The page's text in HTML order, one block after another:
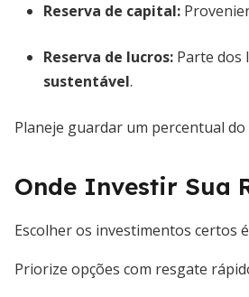
Reserva de capital:
Reserva de lucros: Parte dos
sustentável.
Planeje guardar um percentual
Onde Investir Sua
Escolher os investimentos certos
Priorize opções com resgate